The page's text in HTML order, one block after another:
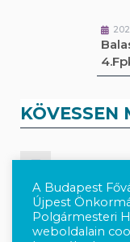
KÖVESSEN
Követés
A Budapest
Újpest
Polgármesteri
weboldalain